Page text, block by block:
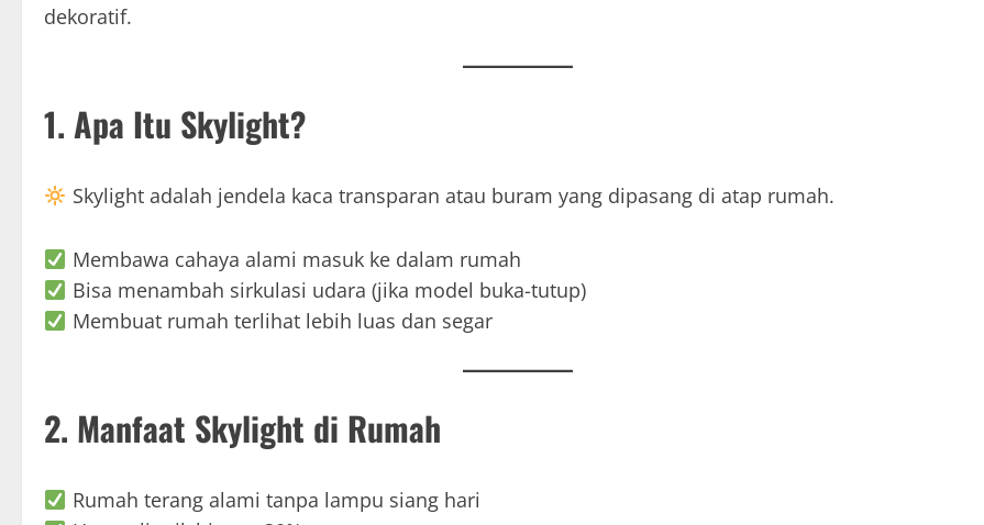
dekoratif.
1. Apa Itu Skylight?
Skylight adalah jendela kaca transparan atau buram yang dipasang di atap rumah.
Membawa cahaya alami masuk ke dalam rumah
Bisa menambah sirkulasi udara (jika model buka-tutup)
Membuat rumah terlihat lebih luas dan segar
2. Manfaat Skylight di Rumah
Rumah terang alami tanpa lampu siang hari